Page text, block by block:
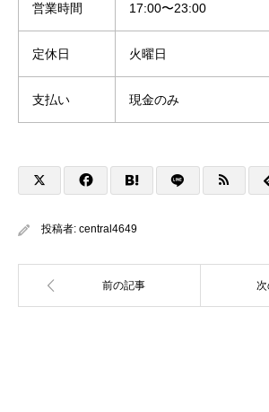
営業時間 17:00〜23:00
定休日 火曜日
支払い 現金のみ
投稿者: central4649